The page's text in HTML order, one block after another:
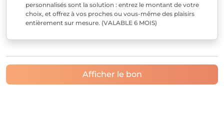
personnalisés sont la solution : entrez le montant de votre
choix, et offrez à vos proches ou vous-même des plaisirs
entièrement sur mesure. (VALABLE 6 MOIS)
Afficher le bon